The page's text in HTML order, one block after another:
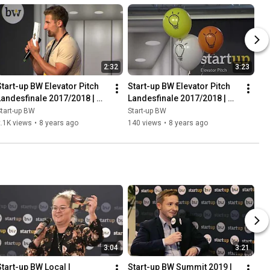
2:32
up BW Elevator Pitch
2017/2018 |
GmbH/Eatapple -
Platz
up BW
views • 8 years ago
3:23
Start-up BW Elevator Pitch
Landesfinale 2017/2018 |
apic.ai - 2. Platz
Start-up BW
140 views • 8 years ago
3:04
up BW Local |
3:21
Start-up BW Summit 2019 |